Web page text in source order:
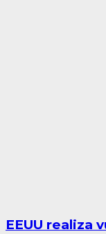
EEUU realiza